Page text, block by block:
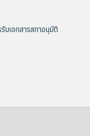
บเอกสารสภาอนุมัติ